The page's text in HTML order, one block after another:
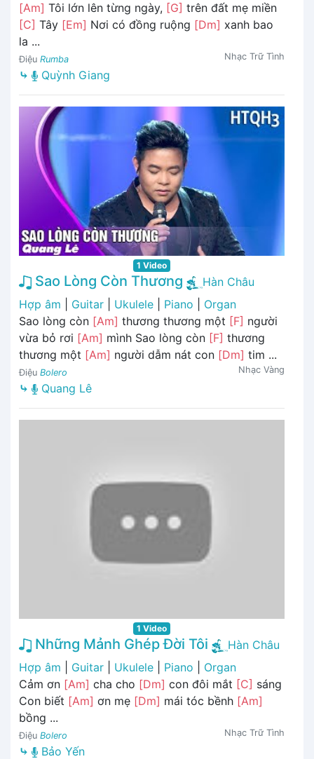
[Am] Tôi lớn lên từng ngày, [G] trên đất mẹ miền
[C] Tây [Em] Nơi có đồng ruộng [Dm] xanh bao
la ...
Điệu Rumba Nhạc Trữ Tình
⤷ Quỳnh Giang
1 Video
Sao Lòng Còn Thương
Hàn Châu
Hợp âm
Guitar Ukulele Piano
Organ
Sao lòng còn [Am] thương thương một [F] người
vừa bỏ rơi [Am] mình Sao lòng còn [F] thương
thương một [Am] người dẫm nát con [Dm] tim ...
Điệu Bolero Nhạc Vàng
⤷ Quang Lê
1 Video
Những Mảnh Ghép Đời Tôi
Hàn Châu
Hợp âm
Guitar Ukulele Piano
Organ
Cảm ơn [Am] cha cho [Dm] con đôi mắt [C] sáng
Con biết [Am] ơn mẹ [Dm] mái tóc bềnh [Am]
bồng ...
Điệu Bolero Nhạc Trữ Tình
⤷ Bảo Yến